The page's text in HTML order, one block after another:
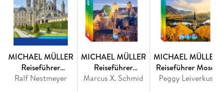
MICHAEL MÜLLER
Reiseführer
Normandie
Ralf Nestmeyer
MICHAEL MÜLLER
Reiseführer
Bretagne
Marcus X. Schmid
MICHAEL
Reiseführer Mosel
Peggy Leiverkus